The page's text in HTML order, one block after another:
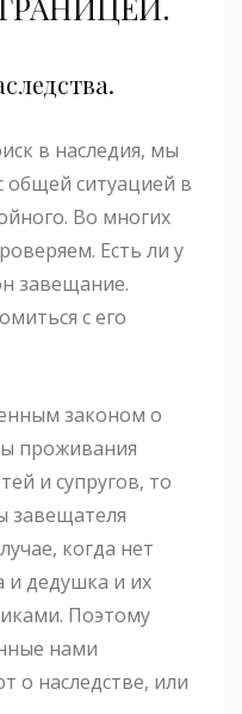
в наследия, мы
общей ситуацией в
Во многих
Есть ли у
завещание.
с его
законом о
проживания
и супругов, то
завещателя
когда нет
и дедушка и их
Поэтому
нами
о наследстве, или